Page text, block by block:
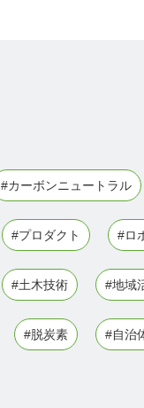
#カーボンニュートラル
#プロダクト #ロ
#土木技術 #地域
#脱炭素 #自治